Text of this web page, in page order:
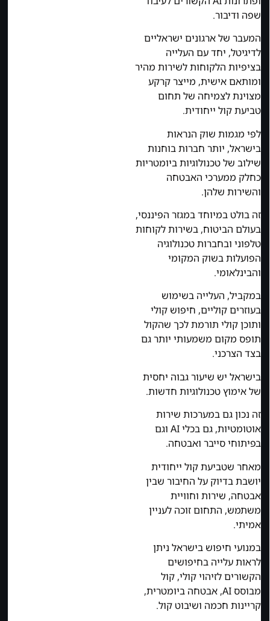
שפה ודיבור.
המעבר של ארגונים ישראליים
לדיגיטל, יחד עם העלייה
בציפיות הלקוחות לשירות מהיר
ומותאם אישית, מייצר קרקע
מצוינת לצמיחה של תחום
טביעת קול ייחודית.
לפי מגמות שוק הנראות
בישראל, יותר חברות בוחנות
שילוב של טכנולוגיות ביומטריות
כחלק ממערכי האבטחה
והשירות שלהן.
זה בולט במיוחד במגזר הפיננסי,
בעולם הביטוח, בשירות לקוחות
טלפוני ובחברות טכנולוגיה
הפועלות בשוק המקומי
והבינלאומי.
במקביל, העלייה בשימוש
בעוזרים קוליים, חיפוש קולי
ותוכן קולי תורמת לכך שהקול
תופס מקום משמעותי יותר גם
בצד הצרכני.
בישראל יש שיעור גבוה יחסית
של אימוץ טכנולוגיות חדשות.
זה נכון גם במערכות שירות
אוטומטיות, גם בכלי AI וגם
בפיתוחי סייבר ואבטחה.
מאחר שטביעת קול ייחודית
יושבת בדיוק על החיבור שבין
אבטחה, שירות וחוויית
משתמש, התחום זוכה לעניין
אמיתי.
במנועי חיפוש בישראל ניתן
לראות עלייה בחיפושים
הקשורים לזיהוי קולי, קול
מבוסס AI, אבטחה ביומטרית,
קריינות חכמה ושיבוט קול.